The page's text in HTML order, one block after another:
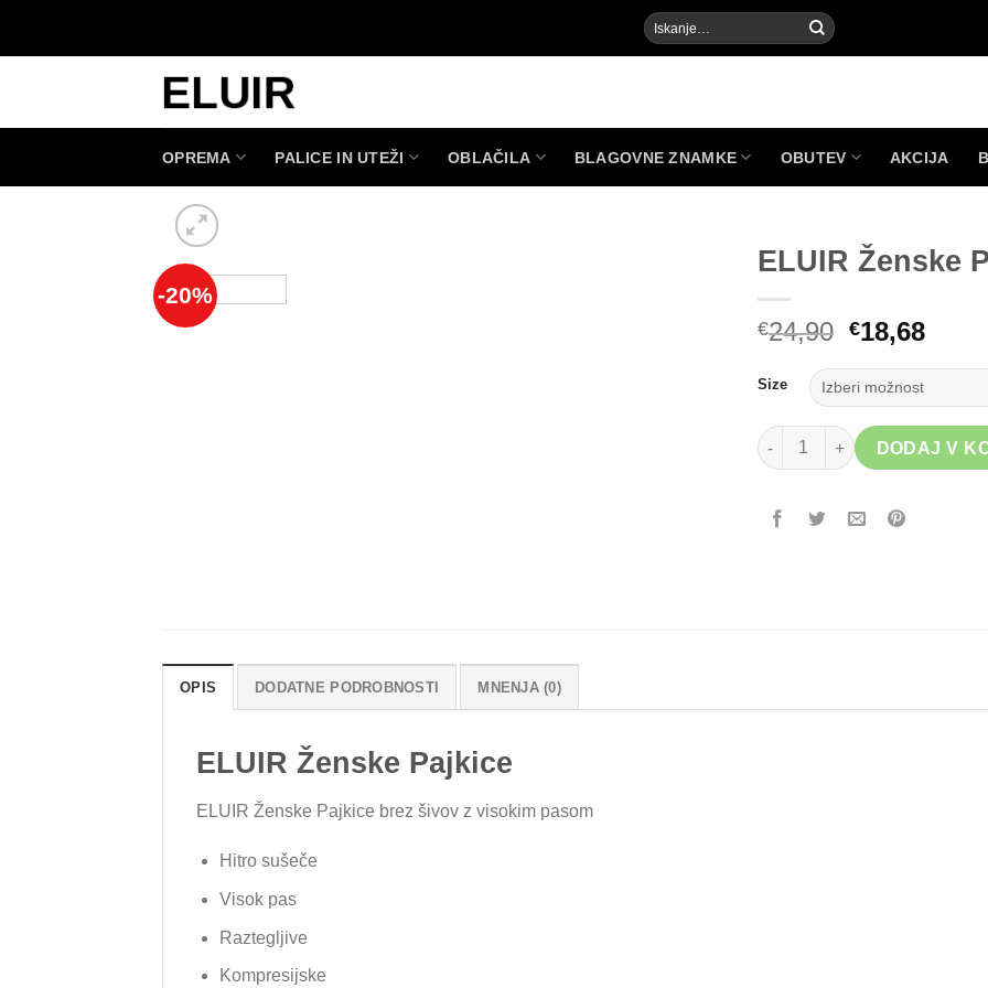
Išči:
OPREMA PALICE IN UTEŽI OBLAČILA BLAGOVNE ZNAMKE OBUTEV AKCIJA
-20%
ELUIR Ženske
€24,90 Izvirna
je
bila:
€24,90.
€18,68
Size
ELUIR Ženske Pajkice - Modre
DODAJ V
OPIS DODATNE PODROBNOSTI MNENJA (0)
ELUIR Ženske Pajkice
ELUIR Ženske Pajkice brez šivov z visokim pasom
Hitro sušeče
Visok pas
Raztegljive
Kompresijske